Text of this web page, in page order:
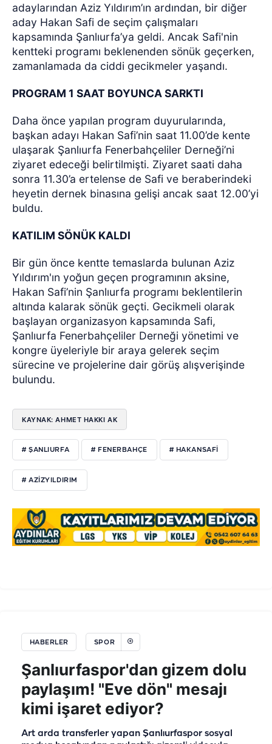
adaylarından Aziz Yıldırım’ın ardından, bir diğer
aday Hakan Safi de seçim çalışmaları
kapsamında Şanlıurfa’ya geldi. Ancak Safi'nin
kentteki programı beklenenden sönük geçerken,
zamanlamada da ciddi gecikmeler yaşandı.
PROGRAM 1 SAAT BOYUNCA SARKTI
Daha önce yapılan program duyurularında,
başkan adayı Hakan Safi’nin saat 11.00’de kente
ulaşarak Şanlıurfa Fenerbahçeliler Derneği’ni
ziyaret edeceği belirtilmişti. Ziyaret saati daha
sonra 11.30’a ertelense de Safi ve beraberindeki
heyetin dernek binasına gelişi ancak saat 12.00’yi
buldu.
KATILIM SÖNÜK KALDI
Bir gün önce kentte temaslarda bulunan Aziz
Yıldırım'ın yoğun geçen programının aksine,
Hakan Safi’nin Şanlıurfa programı beklentilerin
altında kalarak sönük geçti. Gecikmeli olarak
başlayan organizasyon kapsamında Safi,
Şanlıurfa Fenerbahçeliler Derneği yönetimi ve
kongre üyeleriyle bir araya gelerek seçim
sürecine ve projelerine dair görüş alışverişinde
bulundu.
KAYNAK: AHMET HAKKI AK
# ŞANLIURFA # FENERBAHÇE # HAKANSAFI
# AZIZYILDIRIM
HABERLER SPOR
Şanlıurfaspor'dan gizem dolu
paylaşım! "Eve dön" mesajı
kimi işaret ediyor?
Art arda transferler yapan Şanlıurfaspor sosyal